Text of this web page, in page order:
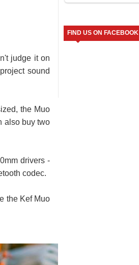
judge it on
sound
the Muo
also buy two
drivers -
codec.
the Kef Muo
FIND US ON FACEBOOK